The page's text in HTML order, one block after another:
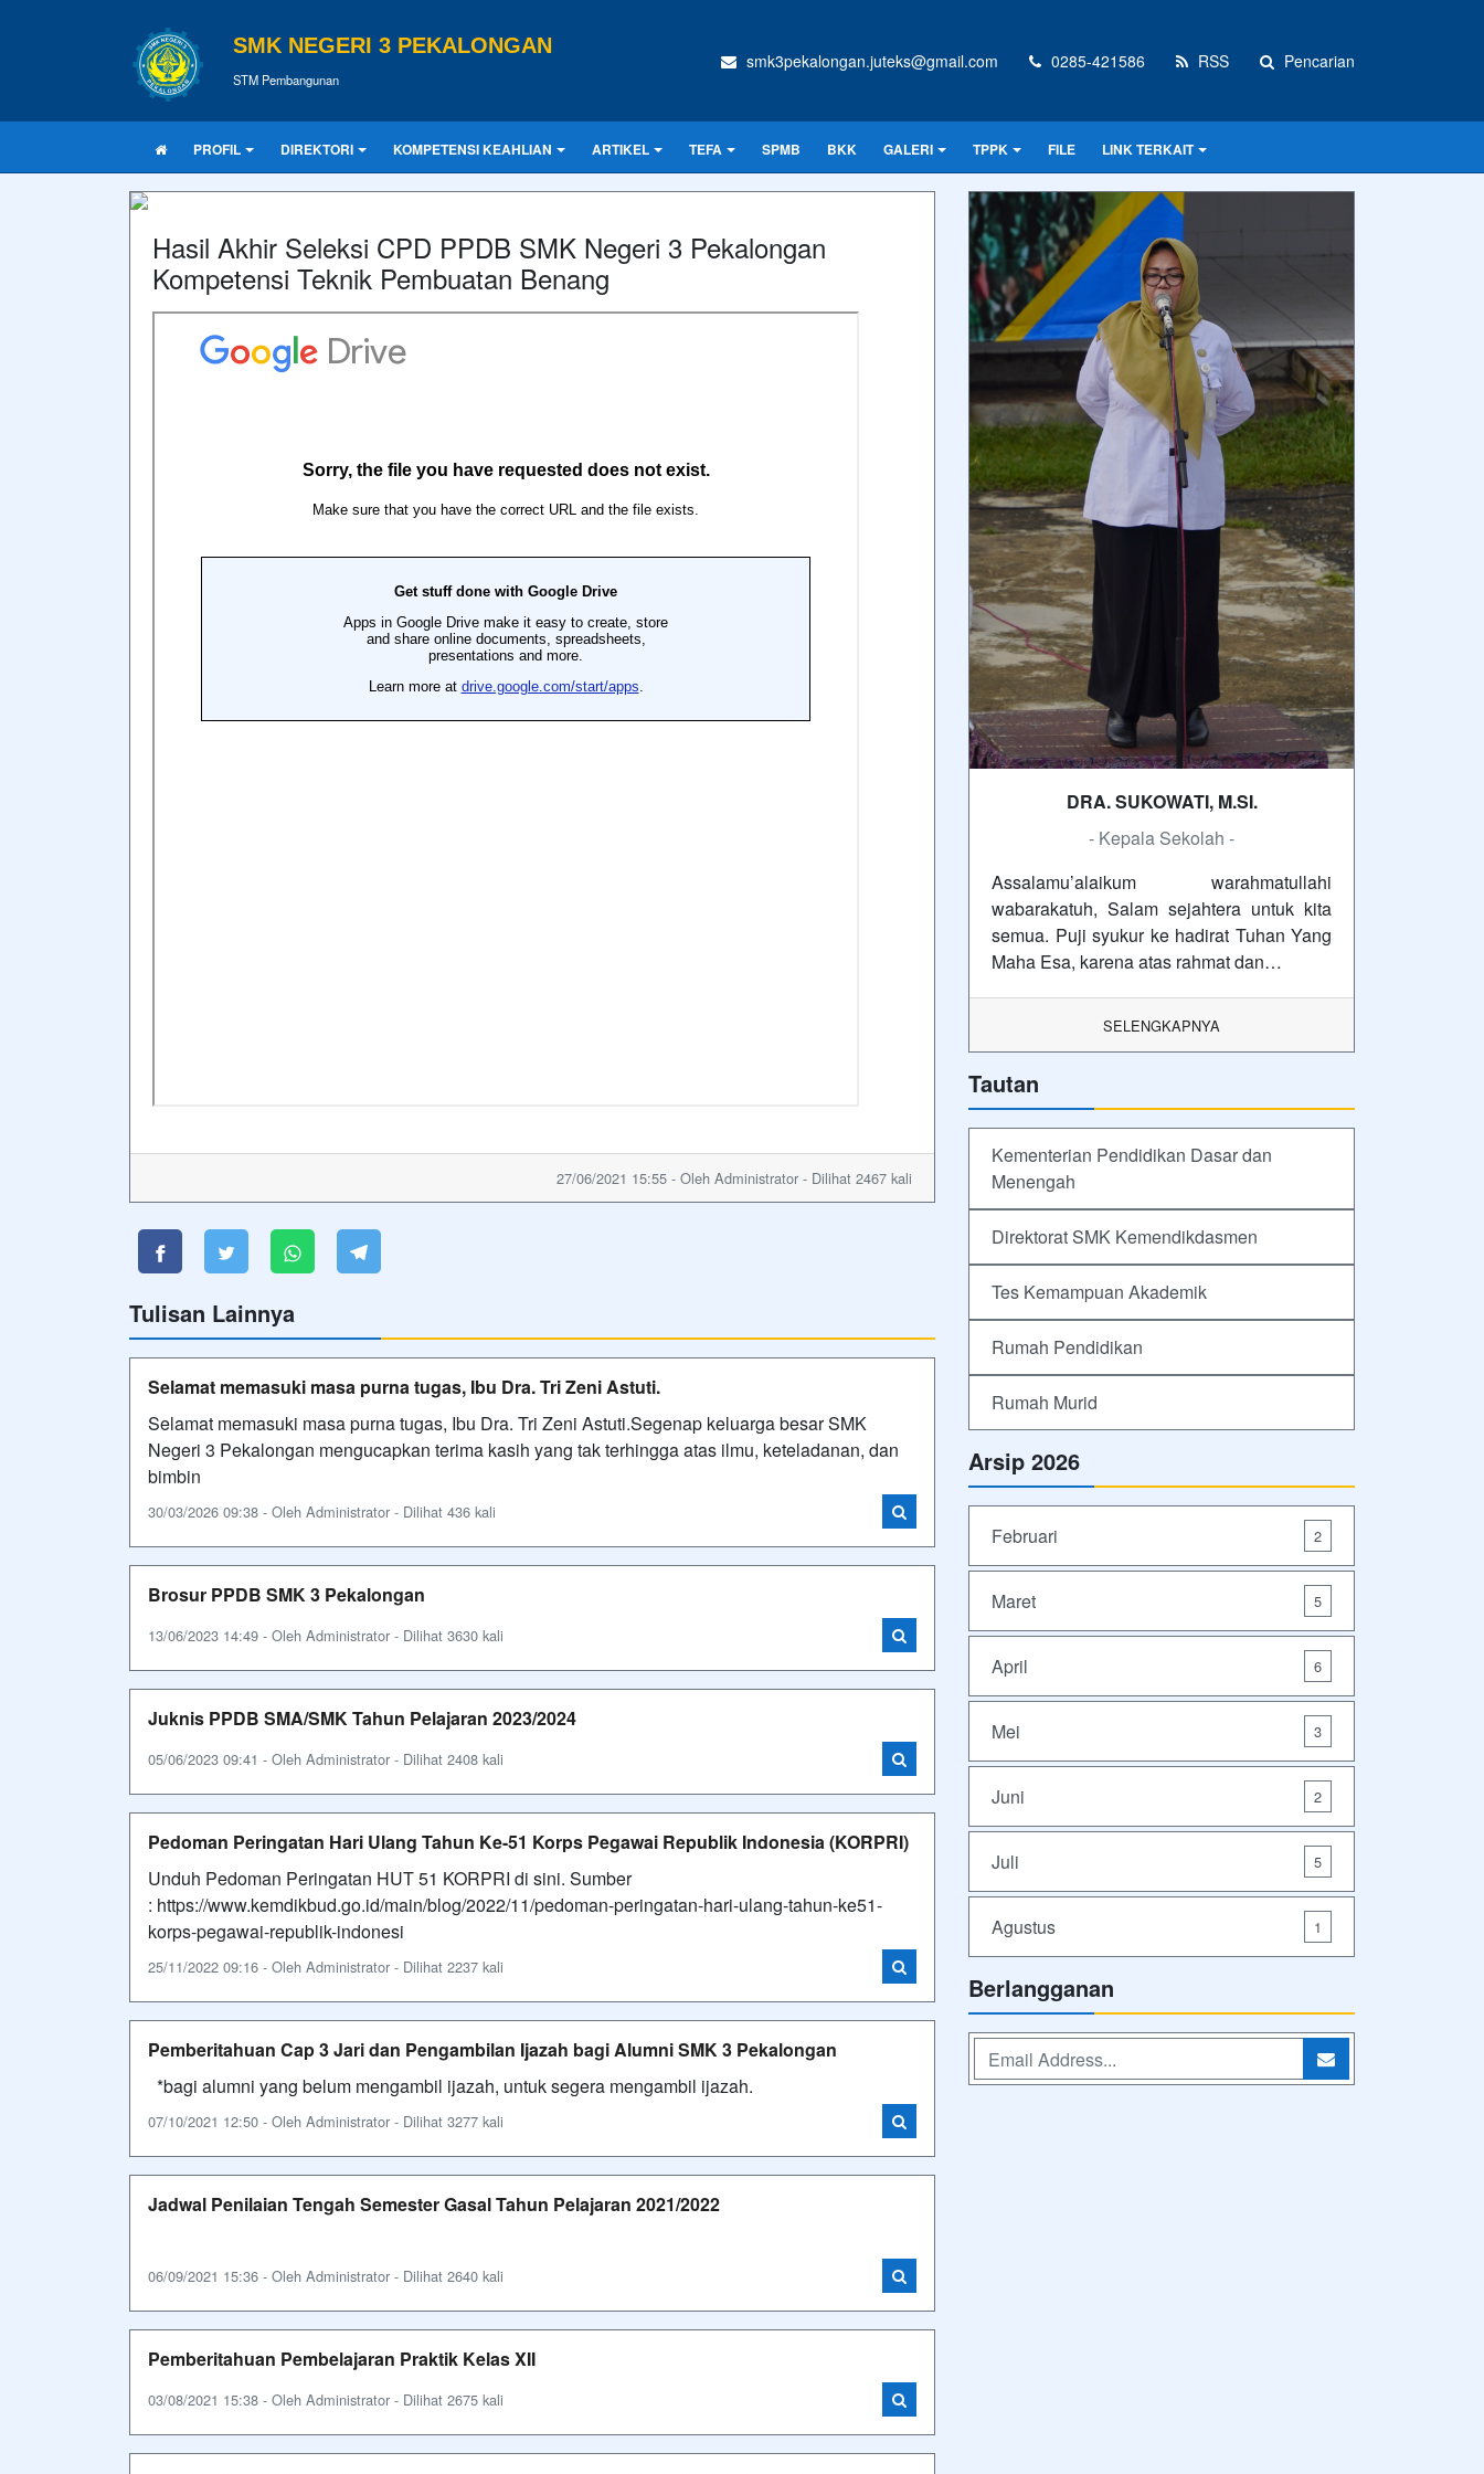
SMK NEGERI 3 PEKALONGAN
STM Pembangunan
smk3pekalongan.juteks@gmail.com 0285-421586 RSS Pencarian
PROFIL DIREKTORI KOMPETENSI KEAHLIAN ARTIKEL TEFA SPMB BKK GALERI TPPK FILE LINK TERKAIT
Hasil Akhir Seleksi CPD PPDB SMK Negeri 3 Pekalongan
Kompetensi Teknik Pembuatan Benang
27/06/2021 15:55 - Oleh Administrator - Dilihat 2467 kali
Tulisan Lainnya
Selamat memasuki masa purna tugas, Ibu Dra. Tri Zeni Astuti.
Selamat memasuki masa purna tugas, Ibu Dra. Tri Zeni Astuti.Segenap keluarga besar SMK
Negeri 3 Pekalongan mengucapkan terima kasih yang tak terhingga atas ilmu, keteladanan, dan
bimbin
30/03/2026 09:38 - Oleh Administrator - Dilihat 436 kali
Brosur PPDB SMK 3 Pekalongan
13/06/2023 14:49 - Oleh Administrator - Dilihat 3630 kali
Juknis PPDB SMA/SMK Tahun Pelajaran 2023/2024
05/06/2023 09:41 - Oleh Administrator - Dilihat 2408 kali
Pedoman Peringatan Hari Ulang Tahun Ke-51 Korps Pegawai Republik Indonesia (KORPRI)
Unduh Pedoman Peringatan HUT 51 KORPRI di sini. Sumber
: https://www.kemdikbud.go.id/main/blog/2022/11/pedoman-peringatan-hari-ulang-tahun-ke51-
korps-pegawai-republik-indonesi
25/11/2022 09:16 - Oleh Administrator - Dilihat 2237 kali
Pemberitahuan Cap 3 Jari dan Pengambilan Ijazah bagi Alumni SMK 3 Pekalongan
*bagi alumni yang belum mengambil ijazah, untuk segera mengambil ijazah.
07/10/2021 12:50 - Oleh Administrator - Dilihat 3277 kali
Jadwal Penilaian Tengah Semester Gasal Tahun Pelajaran 2021/2022
06/09/2021 15:36 - Oleh Administrator - Dilihat 2640 kali
Pemberitahuan Pembelajaran Praktik Kelas XII
03/08/2021 15:38 - Oleh Administrator - Dilihat 2675 kali
DRA. SUKOWATI, M.SI.
- Kepala Sekolah -
Assalamu’alaikum warahmatullahi
wabarakatuh, Salam sejahtera untuk kita
semua. Puji syukur ke hadirat Tuhan Yang
Maha Esa, karena atas rahmat dan…
SELENGKAPNYA
Tautan
Kementerian Pendidikan Dasar dan
Menengah
Direktorat SMK Kemendikdasmen
Tes Kemampuan Akademik
Rumah Pendidikan
Rumah Murid
Arsip 2026
Februari 2
Maret 5
April 6
Mei 3
Juni 2
Juli 5
Agustus 1
Berlangganan